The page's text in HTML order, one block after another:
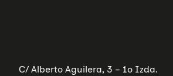
C/ Alberto Aguilera, 3 – 1º Izda.